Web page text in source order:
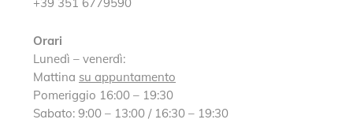
Orari
Lunedì – venerdì:
Mattina su appuntamento
Pomeriggio 16:00 – 19:30
Sabato: 9:00 – 13:00 / 16:30 – 19:30